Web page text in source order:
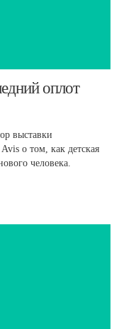
оплот
выставки
о том, как детская
человека.